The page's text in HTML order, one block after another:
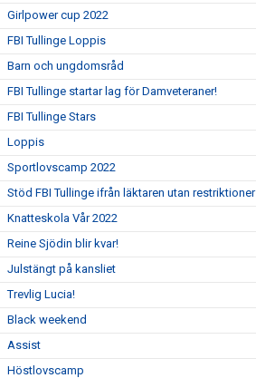
Girlpower cup 2022
FBI Tullinge Loppis
Barn och ungdomsråd
FBI Tullinge startar lag för Damveteraner!
FBI Tullinge Stars
Loppis
Sportlovscamp 2022
Stöd FBI Tullinge ifrån läktaren utan restriktioner
Knatteskola Vår 2022
Reine Sjödin blir kvar!
Julstängt på kansliet
Trevlig Lucia!
Black weekend
Assist
Höstlovscamp